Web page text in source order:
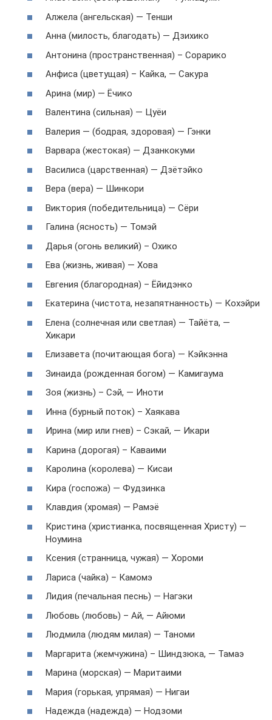
Алжела (ангельская) — Тенши
Анна (милость, благодать) — Дзихико
Антонина (пространственная) – Сорарико
Анфиса (цветущая) – Кайка, — Сакура
Арина (мир) — Ёчико
Валентина (сильная) — Цуёи
Валерия — (бодрая, здоровая) — Гэнки
Варвара (жестокая) — Дзанкокуми
Василиса (царственная) — Дзётэйко
Вера (вера) — Шинкори
Виктория (победительница) — Сёри
Галина (ясность) — Томэй
Дарья (огонь великий) – Охико
Ева (жизнь, живая) — Хова
Евгения (благородная) – Ёйидэнко
Екатерина (чистота, незапятнанность) — Кохэйри
Елена (солнечная или светлая) — Тайёта, —
Хикари
Елизавета (почитающая бога) — Кэйкэнна
Зинаида (рожденная богом) — Камигаума
Зоя (жизнь) – Сэй, — Иноти
Инна (бурный поток) – Хаякава
Ирина (мир или гнев) – Сэкай, — Икари
Карина (дорогая) – Каваими
Каролина (королева) — Кисаи
Кира (госпожа) — Фудзинка
Клавдия (хромая) — Рамэё
Кристина (христианка, посвященная Христу) —
Ноумина
Ксения (странница, чужая) — Хороми
Лариса (чайка) – Камомэ
Лидия (печальная песнь) — Нагэки
Любовь (любовь) – Ай, — Айюми
Людмила (людям милая) — Таноми
Маргарита (жемчужина) – Шиндзюка, — Тамаэ
Марина (морская) — Маритаими
Мария (горькая, упрямая) — Нигаи
Надежда (надежда) — Нодзоми